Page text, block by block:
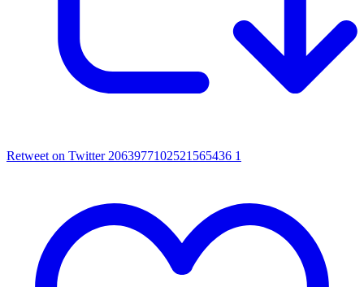
Retweet on Twitter 2063977102521565436 1